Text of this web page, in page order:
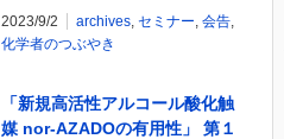
ー オルガチックスを用いた
ゾルゲル反応による金属酸化物
2023/9/2 archives, セミナー, 会告,
化学者のつぶやき
「新規高活性アルコール酸化触
媒 nor-AZADOの有用性」 第１